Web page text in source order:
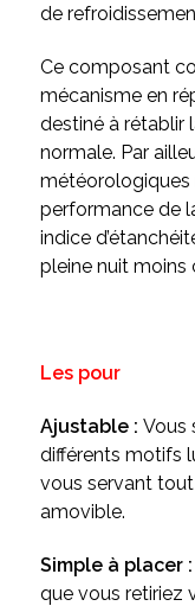
de
Ce composant
mécanisme en
destiné à rétablir
normale. Par
météorologiques
performance de
indice
pleine nuit moins
Les pour
Ajustable : Vous
différents motifs
vous servant
amovible.
Simple à placer :
que vous retiriez